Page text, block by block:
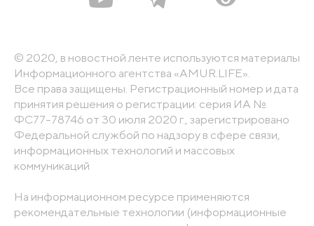
© 2020, в новостной ленте используются материалы
Информационного агентства «AMUR.LIFE».
Все права защищены. Регистрационный номер и дата
принятия решения о регистрации: серия ИА №
ФС77-78746 от 30 июля 2020 г., зарегистрировано
Федеральной службой по надзору в сфере связи,
информационных технологий и массовых
коммуникаций
На информационном ресурсе применяются
рекомендательные технологии (информационные